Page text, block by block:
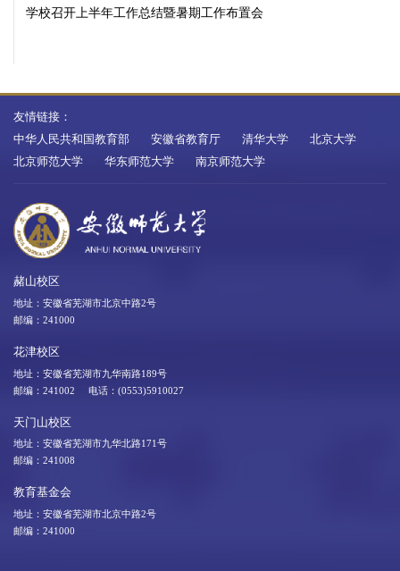
学校召开上半年工作总结暨暑期工作布置会
友情链接：
中华人民共和国教育部
安徽省教育厅 清华大学
北京大学
北京师范大学
华东师范大学 南京师范大学
赭山校区
地址：安徽省芜湖市北京中路2号
邮编：241000
花津校区
地址：安徽省芜湖市九华南路189号
邮编：241002 电话：(0553)5910027
天门山校区
地址：安徽省芜湖市九华北路171号
邮编：241008
教育基金会
地址：安徽省芜湖市北京中路2号
邮编：241000